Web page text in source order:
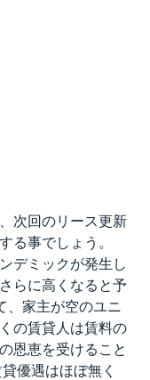
次回のリース更新
る事でしょう。
デミックが発生し
らに高くなると予
家主が空のユニ
の賃貸人は賃料の
恩恵を受けること
優遇はほぼ無く